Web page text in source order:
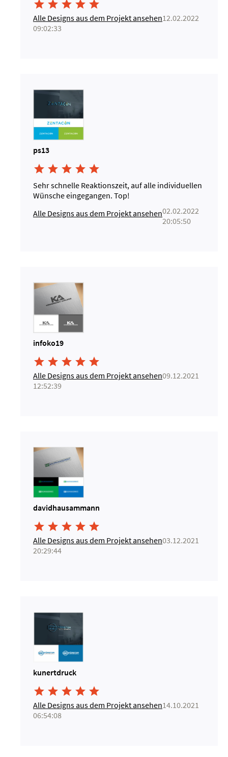
    
Alle Designs aus dem Projekt ansehen12.02.2022
09:02:33
ps13
    
Sehr schnelle Reaktionszeit, auf alle individuellen
Wünsche eingegangen. Top!
Alle Designs aus dem Projekt ansehen02.02.2022
20:05:50
infoko19
    
Alle Designs aus dem Projekt ansehen09.12.2021
12:52:39
davidhausammann
    
Alle Designs aus dem Projekt ansehen03.12.2021
20:29:44
kunertdruck
    
Alle Designs aus dem Projekt ansehen14.10.2021
06:54:08